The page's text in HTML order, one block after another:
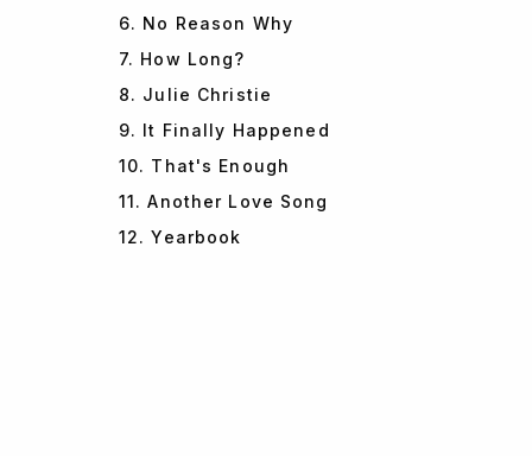
6. No Reason Why
7. How Long?
8. Julie Christie
9. It Finally Happened
10. That's Enough
11. Another Love Song
12. Yearbook